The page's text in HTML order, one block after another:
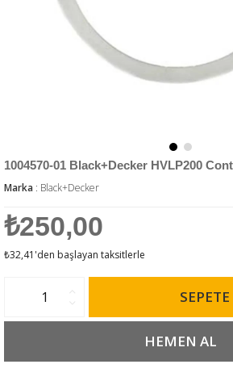
1004570-01 Black+Decker HVLP200
Marka : Black+Decker
₺250,00
₺32,41 'den başlayan taksitlerle